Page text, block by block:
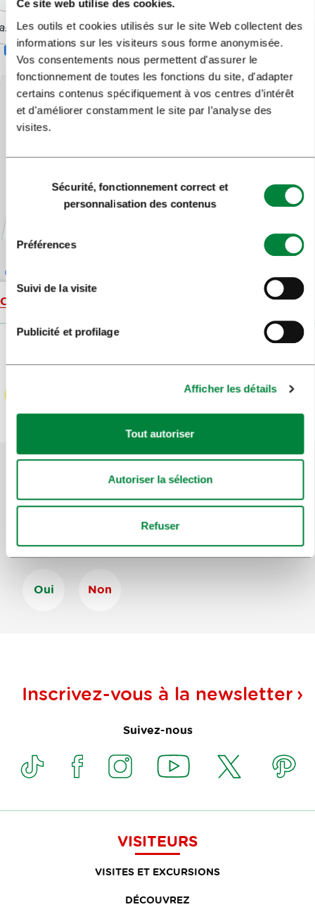
Ce site web utilise des cookies.
Les outils et cookies utilisés sur le site Web collectent des
informations sur les visiteurs sous forme anonymisée.
Vos consentements nous permettent d'assurer le
fonctionnement de toutes les fonctions du site, d'adapter
certains contenus spécifiquement à vos centres d’intérêt
et d'améliorer constamment le site par l’analyse des
visites.
consentement
Sécurité, fonctionnement correct et
personnalisation des contenus
Préférences
Suivi de la visite
Publicité et profilage
Afficher les détails
Tout autoriser
Autoriser la sélection
Refuser
Carte
Aidez-nous à améliorer le site
Avez-vous trouvé l'information que vous
Oui Non
Inscrivez-vous à la newsletter
Suivez-nous
VISITEURS
VISITES ET EXCURSIONS
DÉCOUVREZ